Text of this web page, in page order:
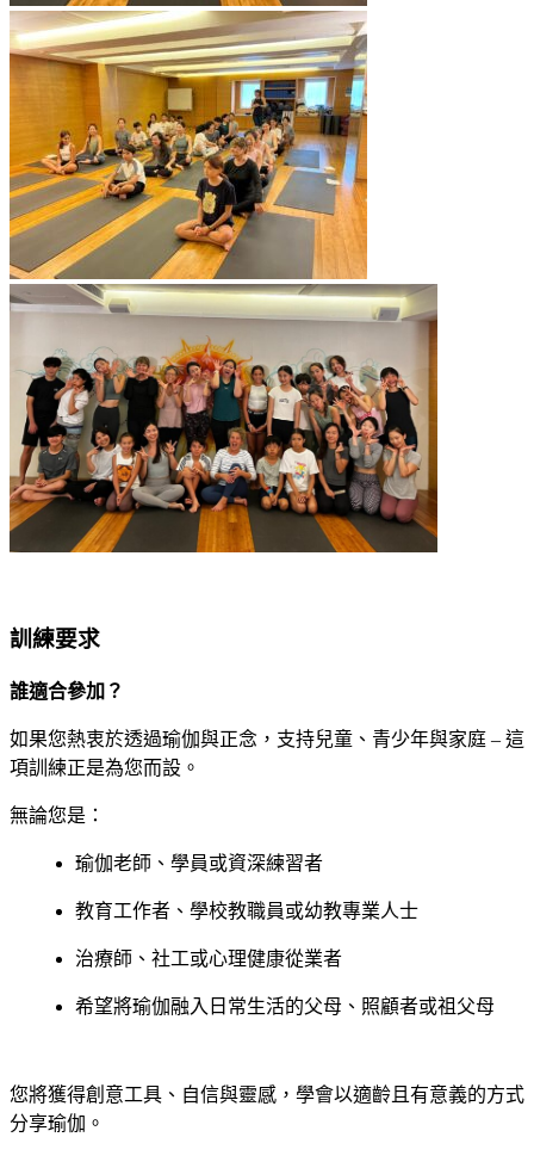
訓練要求
誰適合參加？
如果您熱衷於透過瑜伽與正念，支持兒童、青少年與家庭 – 這
項訓練正是為您而設。
無論您是：
瑜伽老師、學員或資深練習者
教育工作者、學校教職員或幼教專業人士
治療師、社工或心理健康從業者
希望將瑜伽融入日常生活的父母、照顧者或祖父母
您將獲得創意工具、自信與靈感，學會以適齡且有意義的方式
分享瑜伽。